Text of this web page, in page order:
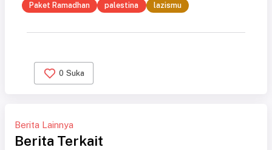
Paket Ramadhan palestina lazismu
0 Suka
Berita Lainnya
Berita Terkait